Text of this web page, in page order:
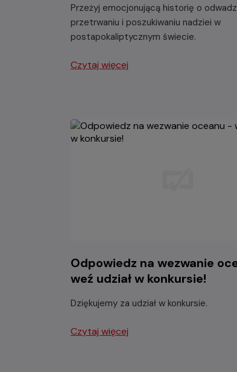
Przeżyj emocjonującą historię o
przetrwaniu i poszukiwaniu nadziei w
postapokaliptycznym świecie.
Czytaj więcej
Odpowiedz na wezwanie
weź udział w konkursie!
Dziękujemy za udział w konkursie.
Czytaj więcej